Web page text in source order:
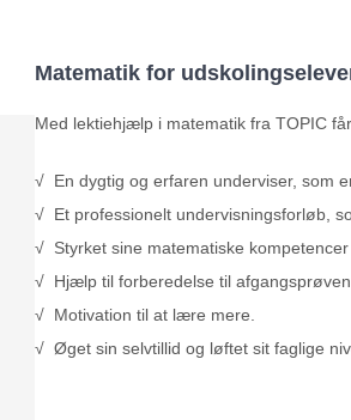
Matematik for
Med lektiehjælp i matematik fra TOPIC
√ En dygtig og erfaren underviser, som
√ Et professionelt undervisningsforløb,
√ Styrket sine matematiske
√ Hjælp til forberedelse til afgangsprøven
√ Motivation til at lære mere.
√ Øget sin selvtillid og løftet sit faglige